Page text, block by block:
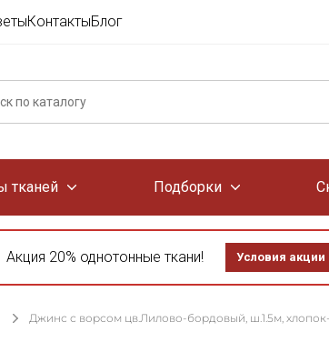
КонтактыБлог
тканей Подборки
Акция 20% однотонные ткани! Условия акции
Джинс с ворсом цв.Лилово-бордовый, ш.1.5м, хлопок-